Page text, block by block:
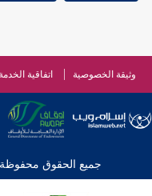
وثيقة الخصوصية اتفاقية الخدمة
جميع الحقوق محفوظة © 2026 - 1998 لشبكة